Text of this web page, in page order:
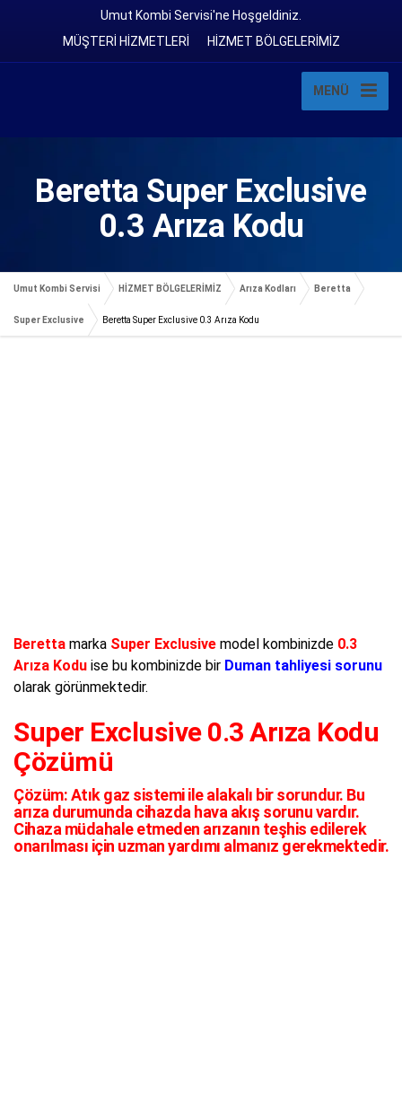
Umut Kombi Servisi'ne Hoşgeldiniz.
MÜŞTERİ HİZMETLERİ
HİZMET BÖLGELERİMİZ
MENÜ
Beretta Super Exclusive
0.3 Arıza Kodu
Umut Kombi Servisi HİZMET BÖLGELERİMİZ Arıza Kodları Beretta
Super Exclusive Beretta Super Exclusive 0.3 Arıza Kodu
Beretta marka Super Exclusive model kombinizde 0.3
Arıza Kodu ise bu kombinizde bir Duman tahliyesi sorunu
olarak görünmektedir.
Super Exclusive 0.3 Arıza Kodu
Çözümü
Çözüm:Atık gaz sistemi ile alakalı bir sorundur. Bu
arıza durumunda cihazda hava akış sorunu vardır.
Cihaza müdahale etmeden arızanın teşhis edilerek
onarılması için uzman yardımı almanız gerekmektedir.